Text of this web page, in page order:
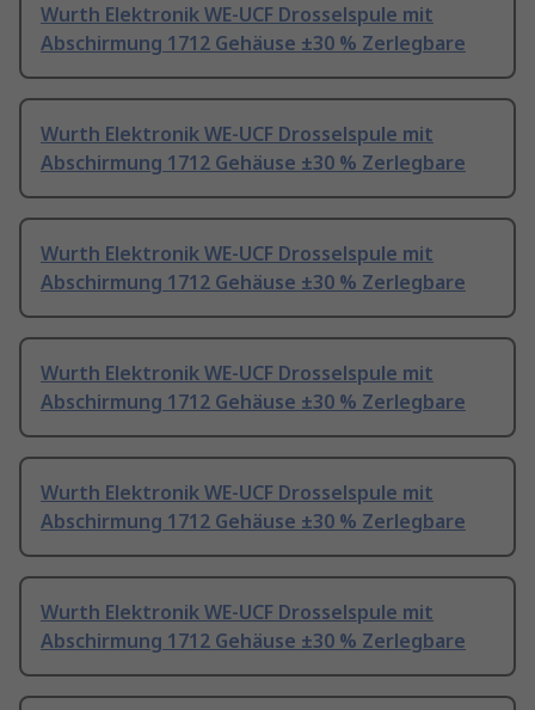
Wurth Elektronik WE-UCF Drosselspule mit
Abschirmung 1712 Gehäuse ±30 % Zerlegbare
Wurth Elektronik WE-UCF Drosselspule mit
Abschirmung 1712 Gehäuse ±30 % Zerlegbare
Wurth Elektronik WE-UCF Drosselspule mit
Abschirmung 1712 Gehäuse ±30 % Zerlegbare
Wurth Elektronik WE-UCF Drosselspule mit
Abschirmung 1712 Gehäuse ±30 % Zerlegbare
Wurth Elektronik WE-UCF Drosselspule mit
Abschirmung 1712 Gehäuse ±30 % Zerlegbare
Wurth Elektronik WE-UCF Drosselspule mit
Abschirmung 1712 Gehäuse ±30 % Zerlegbare